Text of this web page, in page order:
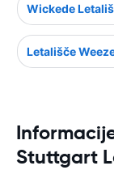
Wickede
Letališče
Stuttgart